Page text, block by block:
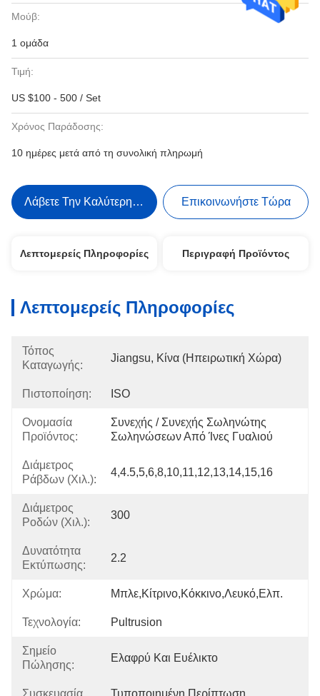
Μούβ:
1 ομάδα
Τιμή:
US $100 - 500 / Set
Χρόνος Παράδοσης:
10 ημέρες μετά από τη συνολική πληρωμή
Λάβετε Την Καλύτερη Τιμή Επικοινωνήστε Τώρα
Λεπτομερείς Πληροφορίες Περιγραφή Προϊόντος
Λεπτομερείς Πληροφορίες
Τόπος
Καταγωγής:
Jiangsu, Κίνα (ηπειρωτική Χώρα)
Πιστοποίηση: ISO
Ονομασία
Προϊόντος:
Συνεχής / Συνεχής Σωληνώτης
Σωληνώσεων Από Ίνες Γυαλιού
Διάμετρος
Ράβδων (χιλ.):
4,4.5,5,6,8,10,11,12,13,14,15,16
Διάμετρος
Ροδών (χιλ.):
300
Δυνατότητα
Εκτύπωσης:
2.2
Χρώμα: Μπλε,κίτρινο,κόκκινο,λευκό,ελπ.
Τεχνολογία: Pultrusion
Σημείο
Πώλησης:
Ελαφρύ Και Ευέλικτο
Συσκευασία
Τυποποιημένη Περίπτωση